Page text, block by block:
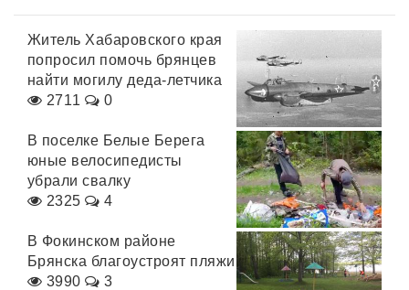
Житель Хабаровского края
попросил помочь брянцев
найти могилу деда-летчика
2711
0
В поселке Белые Берега
юные велосипедисты
убрали свалку
2325
4
В Фокинском районе
Брянска благоустроят пляжи
3990
3